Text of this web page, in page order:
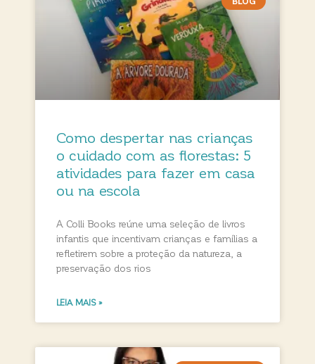
Como despertar nas crianças
o cuidado com as florestas: 5
atividades para fazer em casa
ou na escola
A Colli Books reúne uma seleção de livros
infantis que incentivam crianças e famílias a
refletirem sobre a proteção da natureza, a
preservação dos rios
LEIA MAIS »